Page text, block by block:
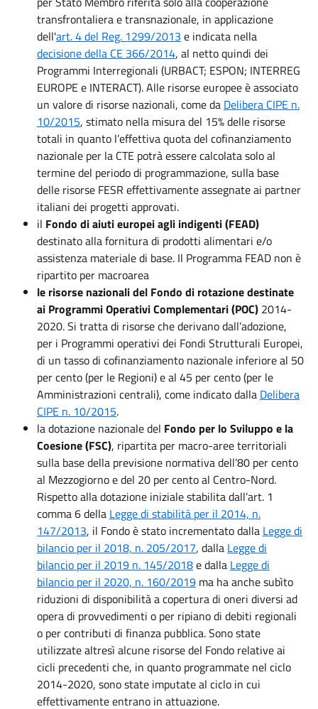
transfrontaliera e transnazionale, in applicazione
dell'art. 4 del Reg. 1299/2013 e indicata nella
decisione della CE 366/2014, al netto quindi dei
Programmi Interregionali (URBACT; ESPON; INTERREG
EUROPE e INTERACT). Alle risorse europee è associato
un valore di risorse nazionali, come da Delibera CIPE n.
10/2015, stimato nella misura del 15% delle risorse
totali in quanto l’effettiva quota del cofinanziamento
nazionale per la CTE potrà essere calcolata solo al
termine del periodo di programmazione, sulla base
delle risorse FESR effettivamente assegnate ai partner
italiani dei progetti approvati.
il Fondo di aiuti europei agli indigenti (FEAD)
destinato alla fornitura di prodotti alimentari e/o
assistenza materiale di base. Il Programma FEAD non è
ripartito per macroarea
le risorse nazionali del Fondo di rotazionedestinate
ai Programmi Operativi Complementari (POC) 2014-
2020. Si tratta di risorse che derivano dall’adozione,
per i Programmi operativi dei Fondi Strutturali Europei,
di un tasso di cofinanziamento nazionale inferiore al 50
per cento (per le Regioni) e al 45 per cento (per le
Amministrazioni centrali), come indicato dalla Delibera
CIPE n. 10/2015.
la dotazione nazionale del Fondo per lo Sviluppo e la
Coesione (FSC), ripartita per macro-aree territoriali
sulla base della previsione normativa dell’80 per cento
al Mezzogiorno e del 20 per cento al Centro-Nord.
Rispetto alla dotazione inizialestabilita dall’art. 1
comma 6 della Legge di stabilità per il 2014, n.
147/2013, il Fondo è stato incrementato dalla Legge di
bilancio per il 2018, n. 205/2017, dalla Legge di
bilancio per il 2019 n. 145/2018e dalla Legge di
bilancio per il 2020, n. 160/2019 ma ha anche subìto
riduzioni di disponibilità a copertura di oneri diversi ad
opera di provvedimenti o per ripiano di debiti regionali
o per contributi di finanza pubblica. Sono state
utilizzate altresì alcune risorse del Fondo relative ai
cicli precedenti che, in quanto programmate nel ciclo
2014-2020, sono state imputate al ciclo in cui
effettivamente entrano in attuazione.